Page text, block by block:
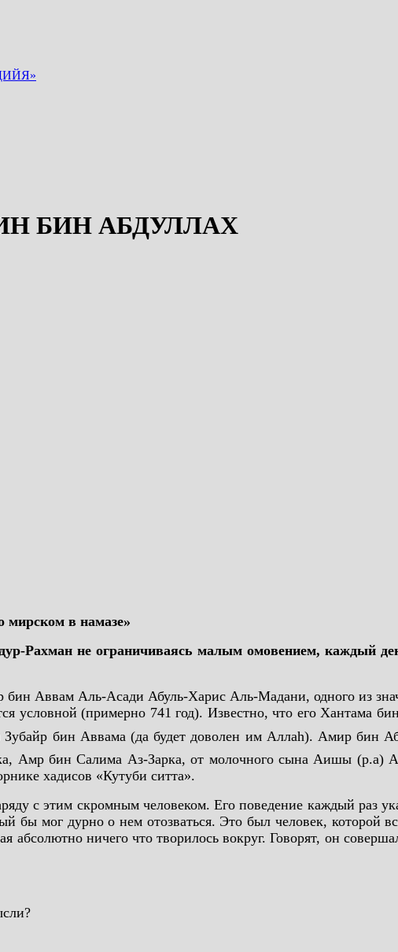
БИН АБДУЛЛАХ
в намазе»
Рахман не ограничиваясь малым омовением, каждый
Аввам Аль-Асади Абуль-Харис Аль-Мадани, одного из
условной (примерно 741 год). Известно, что его Хантама
Амр бин Салима Аз-Зарка, от молочного сына Аишы (р.а)
хадисов «Кутуби ситта».
с этим скромным человеком. Его поведение каждый раз
бы мог дурно о нем отозваться. Это был человек, которой
абсолютно ничего что творилось вокруг. Говорят, он